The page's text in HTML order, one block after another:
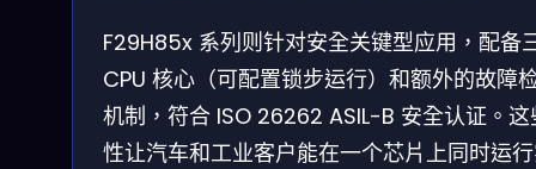
F29H85x 系列则针对安全关键型应用，配备
CPU 核心（可配置锁步运行）和额外的故障
机制，符合 ISO 26262 ASIL-B 安全认证。这
性让汽车和工业客户能在一个芯片上同时运